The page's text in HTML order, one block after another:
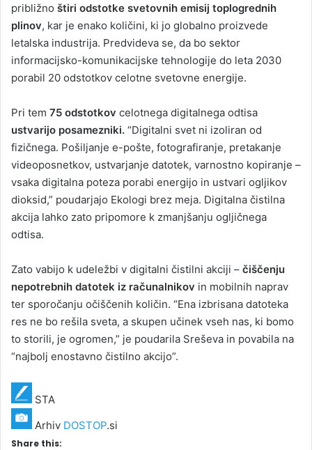
približno štiri odstotke svetovnih emisij toplogrednih
plinov, kar je enako količini, ki jo globalno proizvede
letalska industrija. Predvideva se, da bo sektor
informacijsko-komunikacijske tehnologije do leta 2030
porabil 20 odstotkov celotne svetovne energije.
Pri tem 75 odstotkov celotnega digitalnega odtisa
ustvarijo posamezniki. “Digitalni svet ni izoliran od
fizičnega. Pošiljanje e-pošte, fotografiranje, pretakanje
videoposnetkov, ustvarjanje datotek, varnostno kopiranje –
vsaka digitalna poteza porabi energijo in ustvari ogljikov
dioksid,” poudarjajo Ekologi brez meja. Digitalna čistilna
akcija lahko zato pripomore k zmanjšanju ogljičnega
odtisa.
Zato vabijo k udeležbi v digitalni čistilni akciji – čiščenju
nepotrebnih datotek iz računalnikov in mobilnih naprav
ter sporočanju očiščenih količin. “Ena izbrisana datoteka
res ne bo rešila sveta, a skupen učinek vseh nas, ki bomo
to storili, je ogromen,” je poudarila Sreševa in povabila na
“najbolj enostavno čistilno akcijo”.
STA
Arhiv DOSTOP.si
Share this: